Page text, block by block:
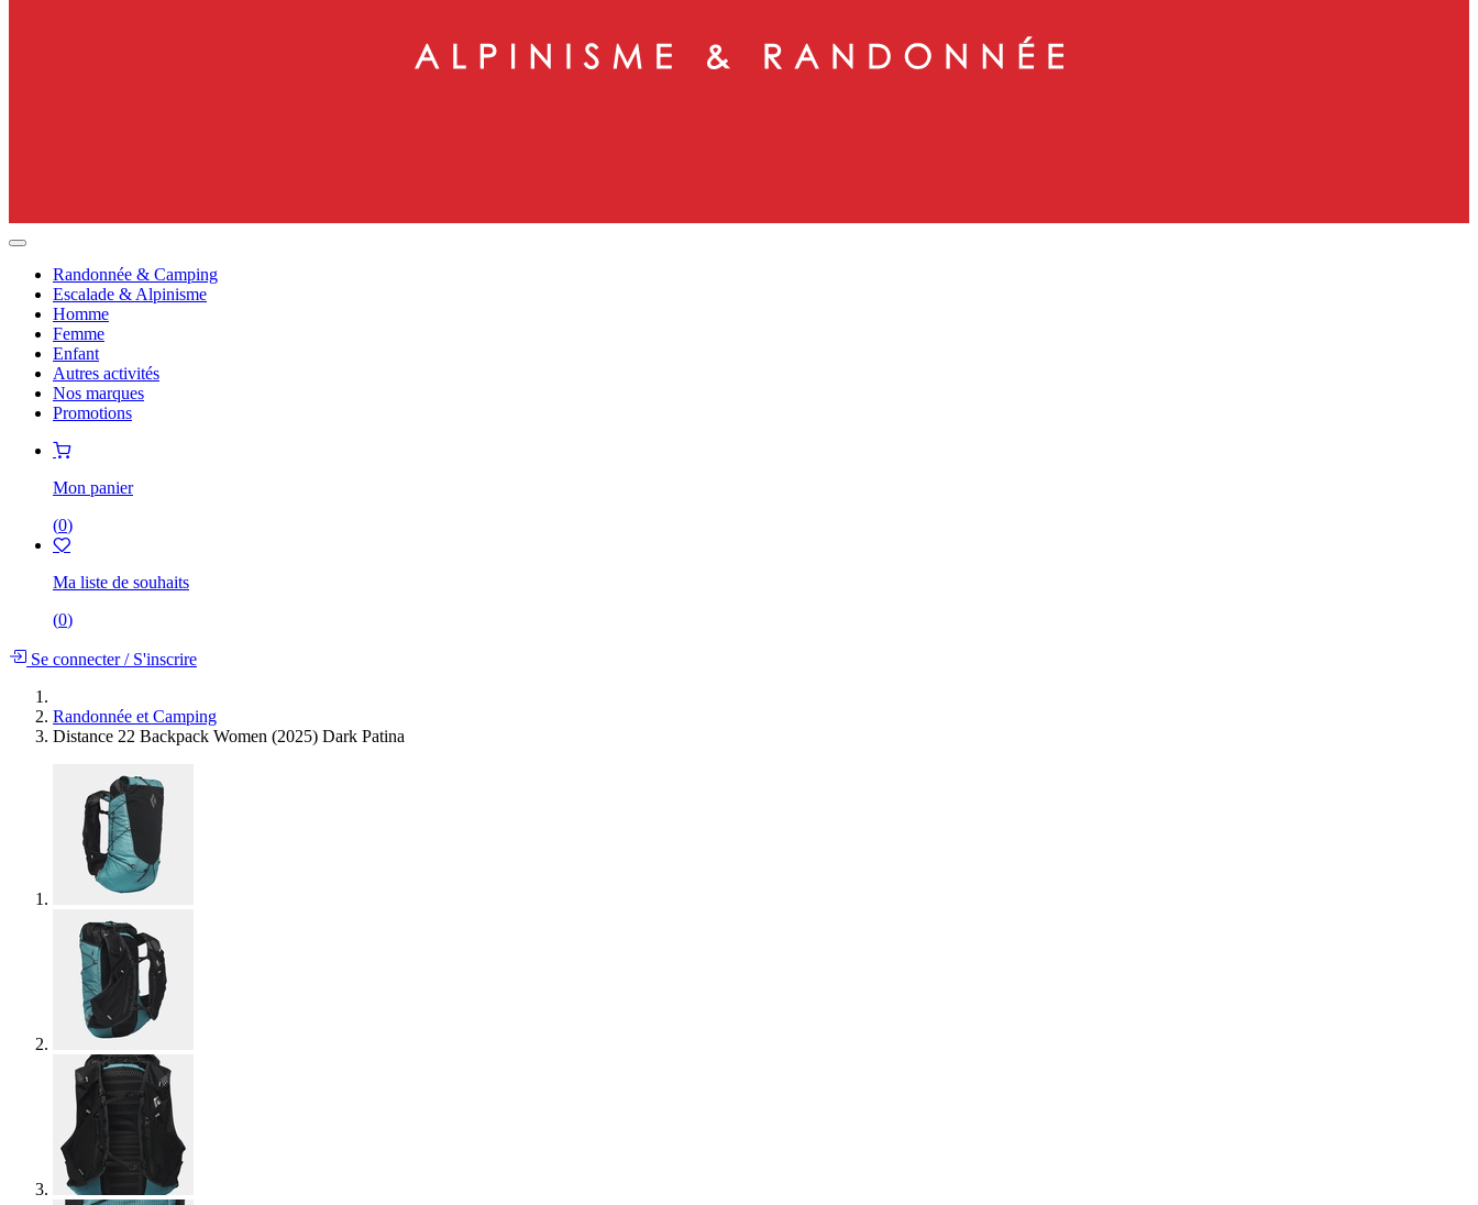
Randonnée & Camping
Escalade & Alpinisme
Homme
Femme
Enfant
Autres activités
Nos marques
Promotions
Mon panier
(0)
Ma liste de souhaits
(0)
Se connecter/S'inscrire
Randonnée et Camping
Distance 22 Backpack Women (2025) Dark Patina